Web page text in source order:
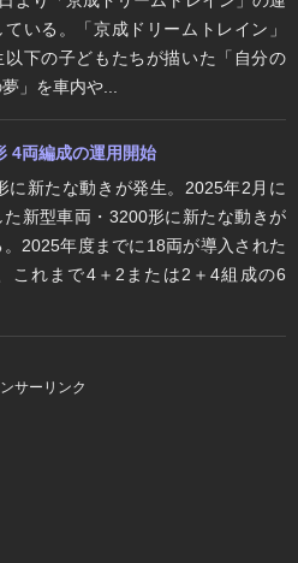
いる。「京成ドリームトレイン」
以下の子どもたちが描いた「自分の
」を車内や...
4両編成の運用開始
に新たな動きが発生。2025年2月に
た新型車両・3200形に新たな動きが
2025年度までに18両が導入された
これまで4＋2または2＋4組成の6
サーリンク